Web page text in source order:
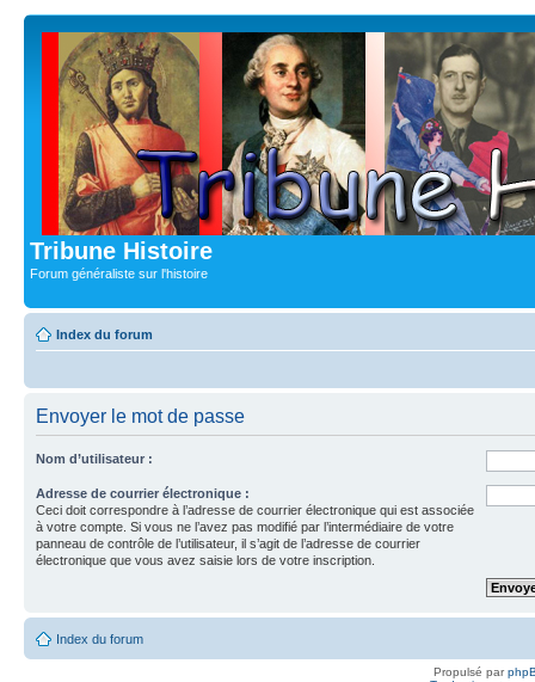
Tribune Histoire
Forum généraliste sur l'histoire
Index du forum
Envoyer le mot de passe
Nom d’utilisateur :
Adresse de courrier électronique :
Ceci doit correspondre à l’adresse de courrier électronique qui est associée
à votre compte. Si vous ne l’avez pas modifié par l’intermédiaire de votre
panneau de contrôle de l’utilisateur, il s’agit de l’adresse de courrier
électronique que vous avez saisie lors de votre inscription.
Index du forum
Propulsé par